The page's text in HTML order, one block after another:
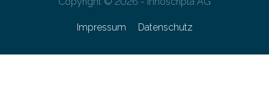
Impressum Datenschutz